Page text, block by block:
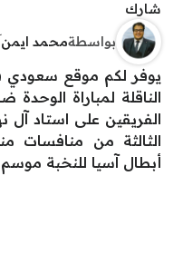
شارك
بواسطةمحمد ايمن
يوفر لكم موقع سعودي
الناقلة لمباراة
الفريقين على استاد
الثالثة من منافسات
أبطال آسيا للنخبة موسم 2025 – 2026.